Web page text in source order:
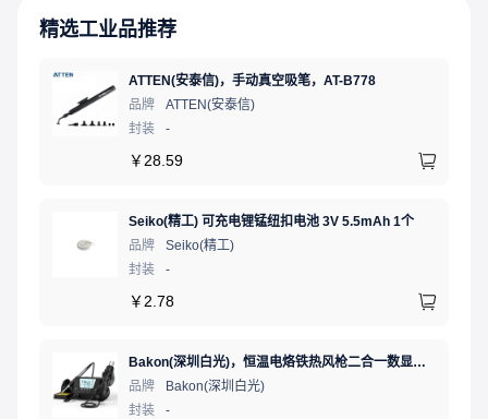
精选工业品推荐
ATTEN(安泰信)，手动真空吸笔，AT-B778
品牌
ATTEN(安泰信)
封装
-
￥ 28.59
Seiko(精工) 可充电锂锰纽扣电池 3V 5.5mAh 1个
品牌
Seiko(精工)
封装
-
￥ 2.78
Bakon(深圳白光)，恒温电烙铁热风枪二合一数显可调温大功率无铅拆焊台，BK881（新老款交替发货）
品牌
Bakon(深圳白光)
封装
-